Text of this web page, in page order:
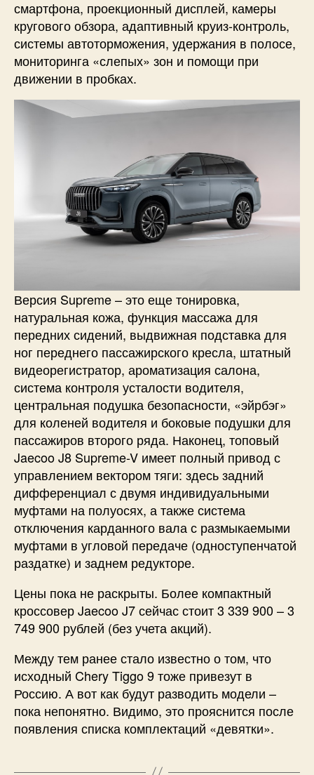
смартфона, проекционный дисплей, камеры
кругового обзора, адаптивный круиз-контроль,
системы автоторможения, удержания в полосе,
мониторинга «слепых» зон и помощи при
движении в пробках.
Версия Supreme – это еще тонировка,
натуральная кожа, функция массажа для
передних сидений, выдвижная подставка для
ног переднего пассажирского кресла, штатный
видеорегистратор, ароматизация салона,
система контроля усталости водителя,
центральная подушка безопасности, «эйрбэг»
для коленей водителя и боковые подушки для
пассажиров второго ряда. Наконец, топовый
Jaecoo J8 Supreme-V имеет полный привод с
управлением вектором тяги: здесь задний
дифференциал с двумя индивидуальными
муфтами на полуосях, а также система
отключения карданного вала с размыкаемыми
муфтами в угловой передаче (одноступенчатой
раздатке) и заднем редукторе.
Цены пока не раскрыты. Более компактный
кроссовер Jaecoo J7 сейчас стоит 3 339 900 – 3
749 900 рублей (без учета акций).
Между тем ранее стало известно о том, что
исходный Chery Tiggo 9 тоже привезут в
Россию. А вот как будут разводить модели –
пока непонятно. Видимо, это прояснится после
появления списка комплектаций «девятки».